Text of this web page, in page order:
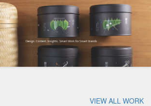
VIEW ALL WORK